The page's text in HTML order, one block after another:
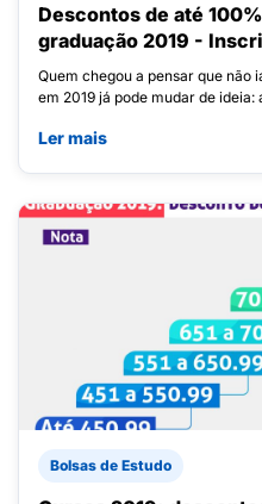
Descontos de até
graduação 2019 -
Quem chegou a pensar que não
em 2019 já pode mudar de ideia:
Ler mais
Bolsas de Estudo